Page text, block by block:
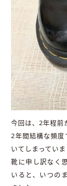
今回は、2年程前
2年間結構な頻
いてしまっていま
靴に申し訳なく
いると、いつの